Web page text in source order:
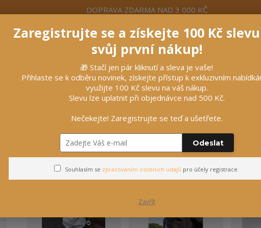
DOPRAVA ZDARMA NAD 3 000 KČ
Důležité informace Více Nevíte si rady? Zavolejte. +420
Vybavení stájí
Masky proti hmyzu
Masky proti hmyzu
Zaregistrujte se a získejte 100 Kč
svůj první nákup!
🎁 Stačí jen pár kliknutí a sleva je vaše!
Přihlaste se k odběru novinek, získejte přístup k exkluzivním
využijte 100 Kč slevu na váš nákup.
Slevu lze uplatnit při objednávce nad 500 Kč.
Nečekejte! Zaregistrujte se teď a ušetřete.
Odeslat
Souhlasím se zpracováním osobních údajů pro účely registrace.
Zavřít